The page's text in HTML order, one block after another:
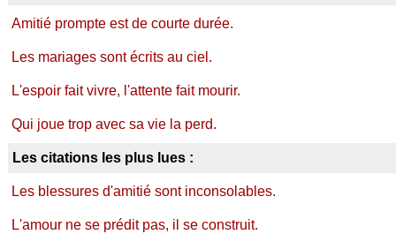
Amitié prompte est de courte durée.
Les mariages sont écrits au ciel.
L'espoir fait vivre, l'attente fait mourir.
Qui joue trop avec sa vie la perd.
Les citations les plus lues :
Les blessures d'amitié sont inconsolables.
L'amour ne se prédit pas, il se construit.